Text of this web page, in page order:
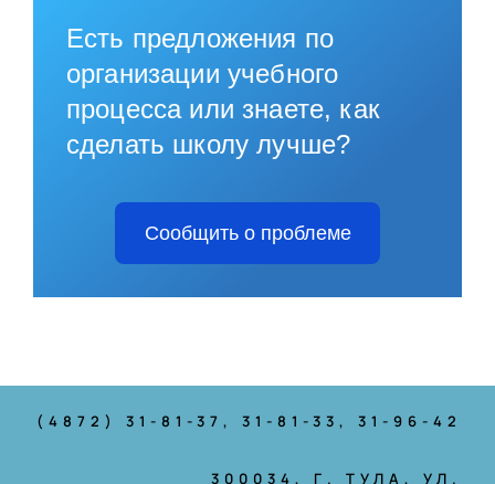
Есть предложения по
организации учебного
процесса или знаете, как
сделать школу лучше?
Сообщить о проблеме
(4872) 31-81-37, 31-81-33, 31-96-42
300034, Г. ТУЛА, УЛ.